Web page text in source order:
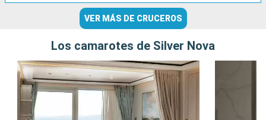
VER MÁS DE CRUCEROS
Los camarotes de Silver Nova